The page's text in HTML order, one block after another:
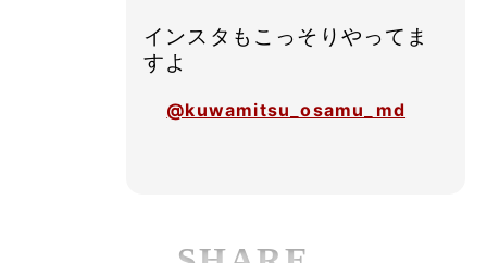
インスタもこっそりやってま
すよ
@kuwamitsu_osamu_md